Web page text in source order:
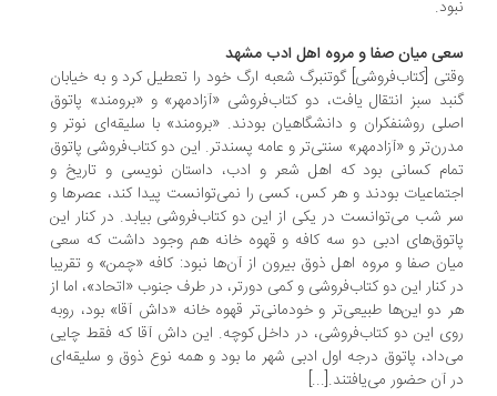
میان صفا و مروه اهل ادب مشهد
[کتاب‌فروشی] گوتنبرگ شعبه ارگ خود را تعطیل کرد و به خیابان
سبز انتقال یافت، دو کتاب‌فروشی «آزادمهر» و «برومند» پاتوق
روشنفکران و دانشگاهیان بودند. «برومند» با سلیقه‌ای نوتر و
و «آزادمهر» سنتی‌تر و عامه پسندتر. این دو کتاب‌فروشی پاتوق
کسانی بود که اهل شعر و ادب، داستان نویسی و تاریخ و
بودند و هر کس، کسی را نمی‌توانست پیدا کند، عصرها و
شب می‌توانست در یکی از این دو کتاب‌فروشی بیابد. در کنار این
ادبی دو سه کافه و قهوه خانه هم وجود داشت که سعی
صفا و مروه اهل ذوق بیرون از آن‌ها نبود: کافه «چمن» و تقریبا
کنار این دو کتاب‌فروشی و کمی دورتر، در طرف جنوب «اتحاد»، اما از
دو این‌ها طبیعی‌تر و خودمانی‌تر قهوه خانه «داش آقا» بود، روبه
این دو کتاب‌فروشی، در داخل کوچه. این داش آقا که فقط چایی
پاتوق درجه اول ادبی شهر ما بود و همه نوع ذوق و سلیقه‌ای
آن حضور می‌یافتند.[...]